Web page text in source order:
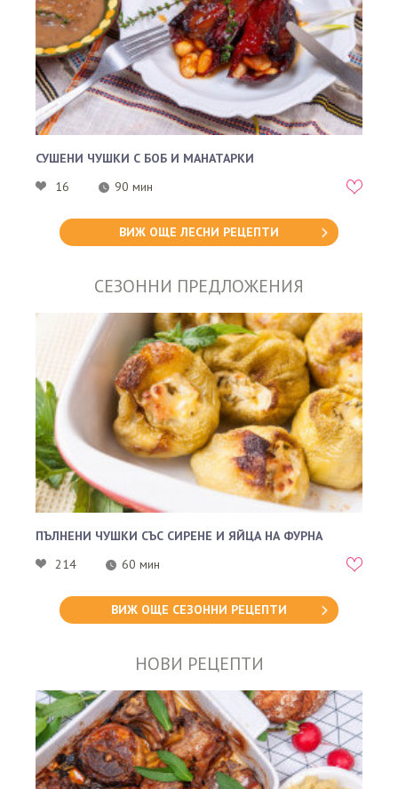
СУШЕНИ ЧУШКИ С БОБ И МАНАТАРКИ
16
90 мин
ВИЖ ОЩЕ ЛЕСНИ РЕЦЕПТИ
СЕЗОННИ ПРЕДЛОЖЕНИЯ
ПЪЛНЕНИ ЧУШКИ СЪС СИРЕНЕ И ЯЙЦА НА ФУРНА
214
60 мин
ВИЖ ОЩЕ СЕЗОННИ РЕЦЕПТИ
НОВИ РЕЦЕПТИ